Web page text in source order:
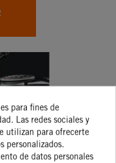
para fines de
Las redes sociales y
utilizan para ofrecerte
personalizados.
de datos personales